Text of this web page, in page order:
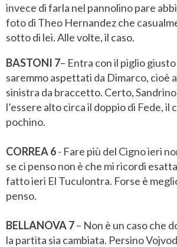
invece di farla nel pannolino pare
foto di Theo Hernandez che
sotto di lei. Alle volte, il caso.
BASTONI 7– Entra con il piglio
saremmo aspettati da Dimarco, cioè
sinistra da braccetto. Certo, Sandrino
l’essere alto circa il doppio di Fede, il
pochino.
CORREA 6- Fare più del Cigno ieri
se ci penso non è che mi ricordi
fatto ieri El Tuculontra. Forse è
penso.
BELLANOVA 7– Non è un caso che
la partita sia cambiata. Persino